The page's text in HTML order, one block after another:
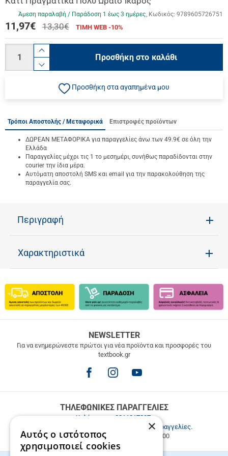
Άμεση παραλαβή / Παράδoση 1 έως 3 ημέρες Κωδικός: 9789605726751
11,97€ 13,30€ ΤΙΜΗ WEB -10%
product.increase.quantity
product.decrease.quantity
Προσθήκη στο καλάθι
Προσθήκη στα αγαπημένα μου
Τρόποι Αποστολής / Μεταφορικά Επιστροφές προϊόντων
ΔΩΡΕΑΝ ΜΕΤΑΦΟΡΙΚΑ για παραγγελίες άνω των 49.9€ σε όλη την
Ελλάδα
Παραγγελίες μέχρι τις 1 το μεσημέρι, συνήθως παραδίδονται στην
courier την ίδια μέρα.
Αυτόματη αποστολή SMS και email για την παρακολούθηση της
παραγγελία σας.
Περιγραφή
Χαρακτηριστικά
ΜΕΤΑΦΟΡΙΚΑ
άνω
NEWSLETTER
Για να ενημερώνεστε πρώτοι για νέα προϊόντα και προσφορές του
textbook.gr
ΤΗΛΕΦΩΝΙΚΕΣ ΠΑΡΑΓΓΕΛΙΕΣ
Καλέστε μας2811217297.
Εξυπηρέτηση πελατών & τηλεφωνικές παραγγελίες.
Δευ. - Παρ. 9:00-17:00, Σάβ. 9:00-15:00
×
Αυτός ο ιστότοπος
χρησιμοποιεί cookies